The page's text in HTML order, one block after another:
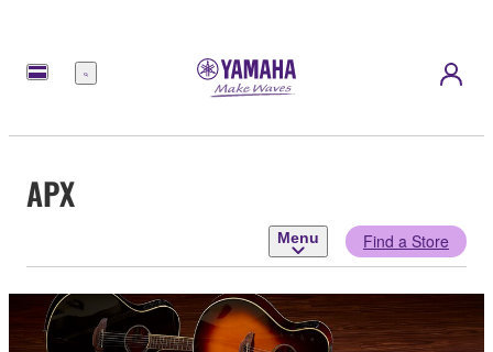
Menu
APX
Menu Find a Store